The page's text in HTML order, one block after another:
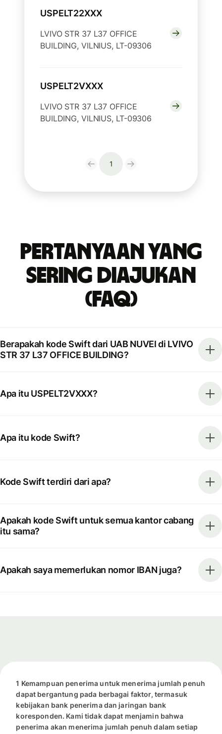
USPELT22XXX
LVIVO STR 37 L37 OFFICE
BUILDING, VILNIUS, LT-09306
USPELT2VXXX
LVIVO STR 37 L37 OFFICE
BUILDING, VILNIUS, LT-09306
1
Pertanyaan yang
Sering Diajukan
(FAQ)
Berapakah kode Swift dari UAB NUVEI di LVIVO
STR 37 L37 OFFICE BUILDING?
Apa itu USPELT2VXXX?
Apa itu kode Swift?
Kode Swift terdiri dari apa?
Apakah kode Swift untuk semua kantor cabang
itu sama?
Apakah saya memerlukan nomor IBAN juga?
1 Kemampuan penerima untuk menerima jumlah penuh
dapat bergantung pada berbagai faktor, termasuk
kebijakan bank penerima dan jaringan bank
koresponden. Kami tidak dapat menjamin bahwa
penerima akan menerima jumlah penuh dalam setiap